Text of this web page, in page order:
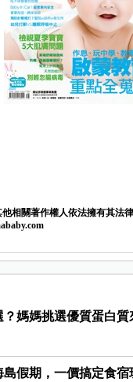
相關著作權人依法擁有其法
媽媽挑選優質蛋白
假期，一價搞定食宿